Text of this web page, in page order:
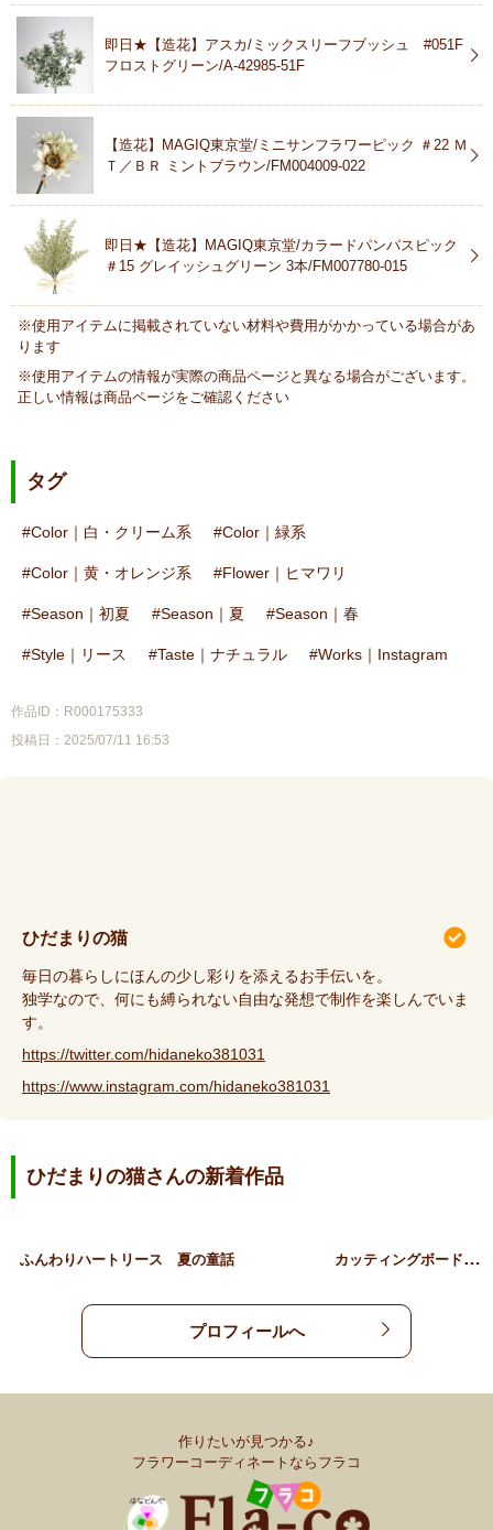
即日★【造花】アスカ/ミックスリーフブッシュ #051F
フロストグリーン/A-42985-51F
【造花】MAGIQ東京堂/ミニサンフラワーピック ＃22 Ｍ
Ｔ／ＢＲ ミントブラウン/FM004009-022
即日★【造花】MAGIQ東京堂/カラードパンパスピック
＃15 グレイッシュグリーン 3本/FM007780-015
※使用アイテムに掲載されていない材料や費用がかかっている場合があ
ります
※使用アイテムの情報が実際の商品ページと異なる場合がございます。
正しい情報は商品ページをご確認ください
タグ
Color｜白・クリーム系 Color｜緑系
Color｜黄・オレンジ系 Flower｜ヒマワリ
Season｜初夏 Season｜夏 Season｜春
Style｜リース Taste｜ナチュラル Works｜Instagram
作品ID：R000175333
投稿日：2025/07/11 16:53
ひだまりの猫
毎日の暮らしにほんの少し彩りを添えるお手伝いを。
独学なので、何にも縛られない自由な発想で制作を楽しんでいま
す。
https://twitter.com/hidaneko381031
https://www.instagram.com/hidaneko381031
ひだまりの猫さんの新着作品
ふんわりハートリース 夏の童話 カ
ッティングボード付きリー…
プロフィールへ
作りたいが見つかる♪
フラワーコーディネートならフラコ